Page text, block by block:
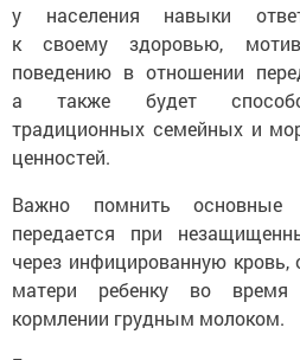
у населения навыки
к своему здоровью,
поведению в отношении
а также будет
традиционных семейных и
ценностей.
Важно помнить
передается при
через инфицированную
матери ребенку во время
кормлении грудным молоком.